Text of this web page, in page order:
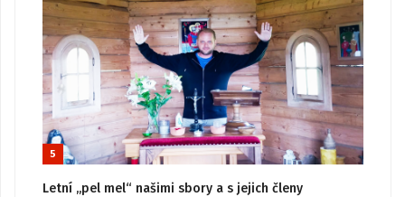
5
Letní „pel mel“ našimi sbory a s jejich členy